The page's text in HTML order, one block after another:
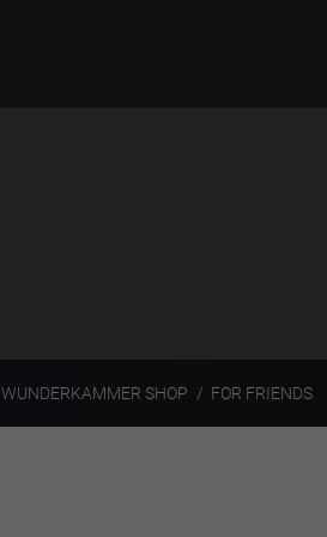
WUNDERKAMMER SHOP FOR FRIENDS